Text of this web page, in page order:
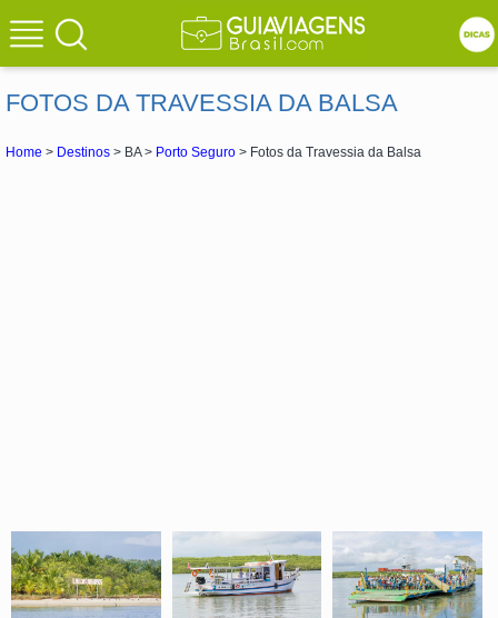
FOTOS DA TRAVESSIA DA BALSA
Home > Destinos > BA > Porto Seguro > Fotos da Travessia da Balsa